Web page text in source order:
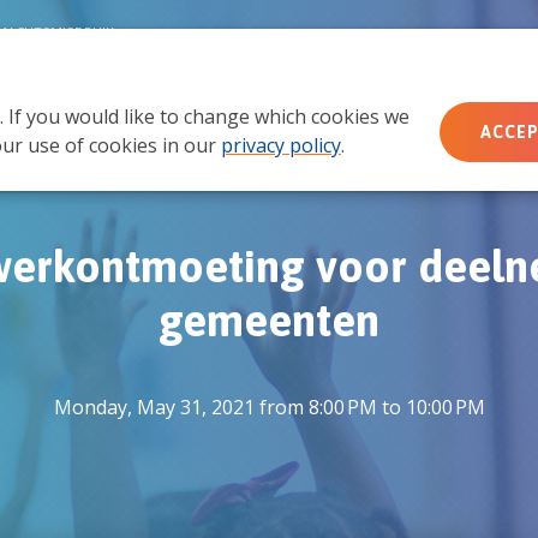
you would like to change which cookies we
use of cookies in our privacy policy.
Wie wij zijn Wat we doen Doe mee
voor
gemeenten
Monday, May 31, 2021 from 8:00 PM to 10:00 PM